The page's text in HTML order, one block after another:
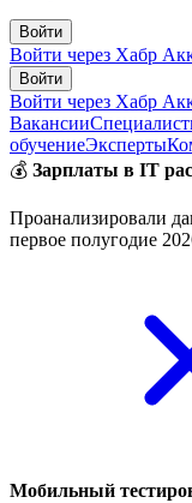
Войти
Войти через Хабр
Войти
Войти через Хабр
Вакансии
обучениеЭксперты
💰 Зарплаты в IT
Проанализировали
первое полугодие
Мобильный